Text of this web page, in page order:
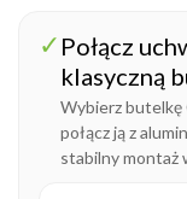
✓ Połącz
klasyczną
Wybierz butelkę
połącz ją z
stabilny montaż